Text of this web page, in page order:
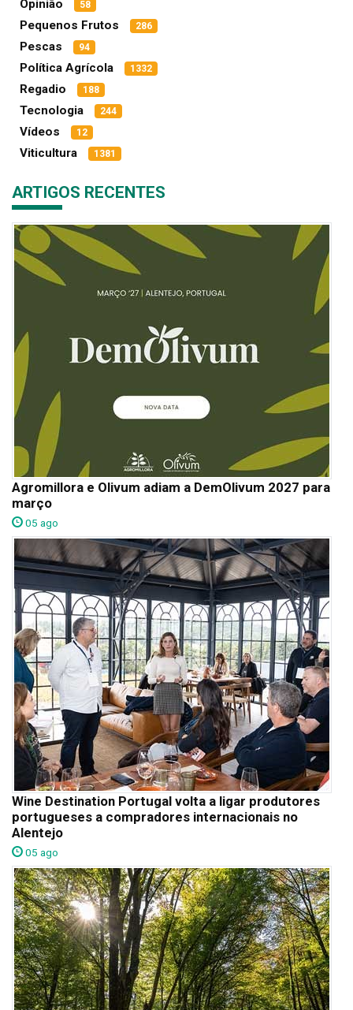
Opinião 58
Pequenos Frutos 286
Pescas 94
Política Agrícola 1332
Regadio 188
Tecnologia 244
Vídeos 12
Viticultura 1381
ARTIGOS RECENTES
Agromillora e Olivum adiam a DemOlivum 2027 para
março
05 ago
Wine Destination Portugal volta a ligar produtores
portugueses a compradores internacionais no
Alentejo
05 ago